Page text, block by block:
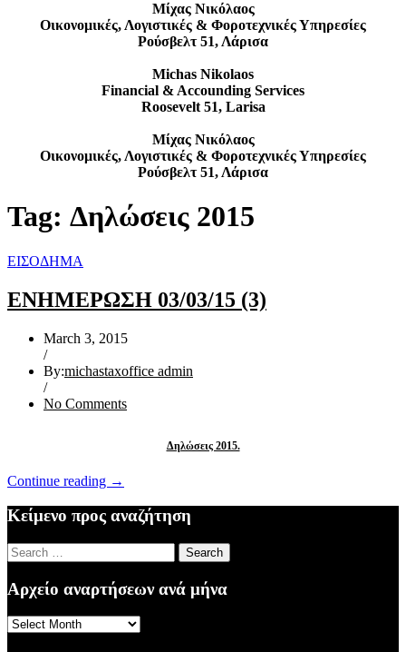
Μίχας Νικόλαος
Οικονομικές, Λογιστικές & Φοροτεχνικές Υπηρεσίες
Ρούσβελτ 51, Λάρισα
Michas Nikolaos
Financial & Accounding Services
Roosevelt 51, Larisa
Μίχας Νικόλαος
Οικονομικές, Λογιστικές & Φοροτεχνικές Υπηρεσίες
Ρούσβελτ 51, Λάρισα
Tag: Δηλώσεις 2015
ΕΙΣΟΔΗΜΑ
ΕΝΗΜΕΡΩΣΗ 03/03/15 (3)
March 3, 2015
/
By:michastaxoffice admin
/
No Comments
Δηλώσεις 2015.
Continue reading “ΕΝΗΜΕΡΩΣΗ
(3)”
→
Κείμενο προς αναζήτηση
Search
for:
Αρχείο αναρτήσεων ανά μήνα
Αρχείο